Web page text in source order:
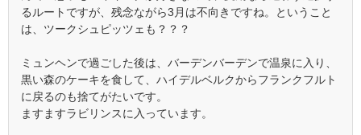
るルートですが、残念ながら3月は不向きですね。ということ
は、ツークシュピッツェも？？？
ミュンヘンで過ごした後は、バーデンバーデンで温泉に入り、
黒い森のケーキを食して、ハイデルベルクからフランクフルト
に戻るのも捨てがたいです。
ますますラビリンスに入っています。